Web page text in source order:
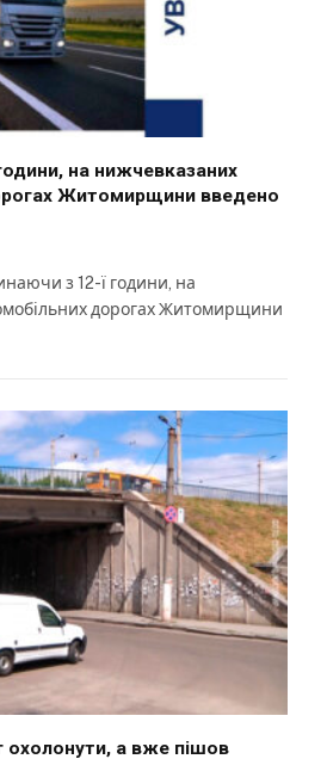
на нижчевказаних
Житомирщини введено
з 12-ї години, на
дорогах Житомирщини
охолонути, а вже пішов